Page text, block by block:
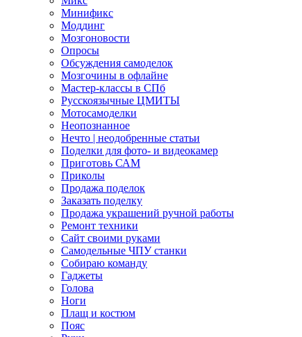
Минификс
Моддинг
Мозгоновости
Опросы
Обсуждения самоделок
Мозгочины в офлайне
Мастер-классы в СПб
Русскоязычные ЦМИТЫ
Мотосамоделки
Неопознанное
Нечто | неодобренные статьи
Поделки для фото- и видеокамер
Приготовь САМ
Приколы
Продажа поделок
Заказать поделку
Продажа украшений ручной работы
Ремонт техники
Сайт своими руками
Самодельные ЧПУ станки
Собираю команду
Гаджеты
Голова
Ноги
Плащ и костюм
Пояс